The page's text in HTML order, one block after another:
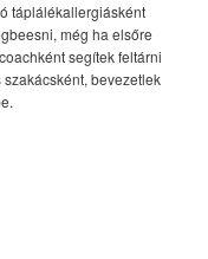
táplálékallergiásként
még ha elsőre
segítek feltárni
bevezetlek